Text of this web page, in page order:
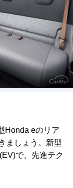
Honda eのリア
ましょう。新型
で、先進テク